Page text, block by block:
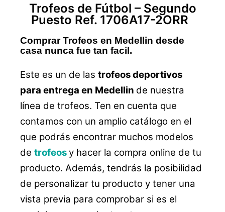
Trofeos de Fútbol –Segundo
Puesto Ref. 1706A17-2ORR
Comprar Trofeos en Medellin desde
casa nunca fue tan facil.
Este es un de las trofeos deportivos
para entrega en Medellin de nuestra
línea de trofeos. Ten en cuenta que
contamos con un amplio catálogo en el
que podrás encontrar muchos modelos
de trofeosy hacer la compra online de tu
producto. Además, tendrás la posibilidad
de personalizar tu producto y tener una
vista previa para comprobar si es el